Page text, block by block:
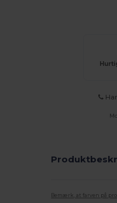
Bemærk, at farven på